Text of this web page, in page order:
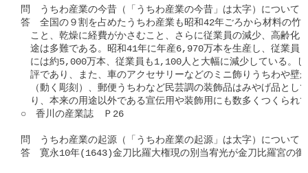
問　うちわ産業の今昔（「うちわ産業の今昔」は太字）について
答　全国の９割を占めたうちわ産業も昭和42年ごろから材料の竹
こと、乾燥に経費がかさむこと、さらに従業員の減少、高齢化
途は多難である。昭和41年に年産6,970万本を生産し、従業員
には約5,000万本、従業員も1,100人と大幅に減少している。し
評であり、また、車のアクセサリーなどのミニ飾りうちわや壁
（動く彫刻）、郵便うちわなど民芸調の装飾品はみやげ品とし
り、本来の用途以外である宣伝用や装飾用にも数多くつくられ
○　香川の産業誌　Ｐ26
問　うちわ産業の起源（「うちわ産業の起源」は太字）について
答　寛永10年(1643)金刀比羅大権現の別当宥光が金刀比羅宮の御